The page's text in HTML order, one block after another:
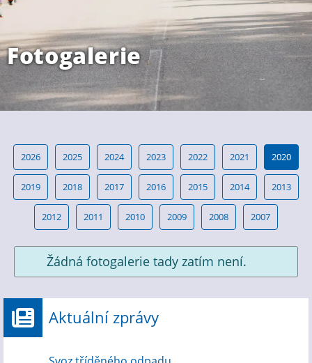
Fotogalerie
2026 2025 2024 2023 2022 2021 2020
2019 2018 2017 2016 2015 2014 2013
2012 2011 2010 2009 2008 2007
Žádná fotogalerie tady zatím není.
Aktuální zprávy